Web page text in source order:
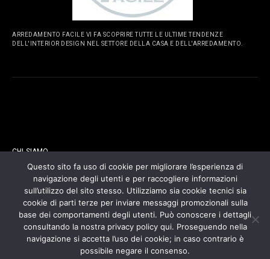
ARREDAMENTO FACILE VI FA SCOPRIRE TUTTE LE ULTIME TENDENZE
DELL'INTERIOR DESIGN NEL SETTORE DELLA CASA E DELL'ARREDAMENTO.
CHI SIAMO
CONTATTI
COOKIES POLICY
PRIVACY POLICY
Questo sito fa uso di cookie per migliorare l’esperienza di
navigazione degli utenti e per raccogliere informazioni
sull’utilizzo del sito stesso. Utilizziamo sia cookie tecnici sia
cookie di parti terze per inviare messaggi promozionali sulla
base dei comportamenti degli utenti. Può conoscere i dettagli
consultando la nostra privacy policy qui. Proseguendo nella
navigazione si accetta l’uso dei cookie; in caso contrario è
possibile negare il consenso.